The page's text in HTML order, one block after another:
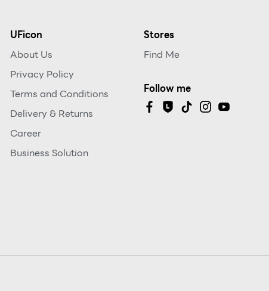
UFicon
About Us
Privacy Policy
Terms and Conditions
Delivery & Returns
Career
Business Solution
Stores
Find Me
Follow me